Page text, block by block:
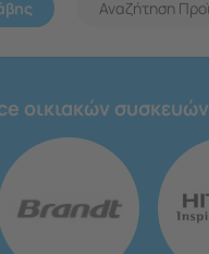
οικιακών συσκευών